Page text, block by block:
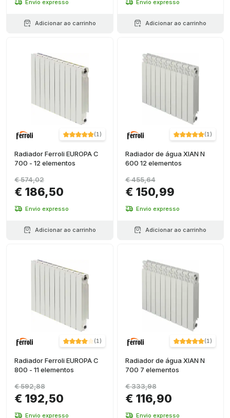
Envio expresso
Adicionar ao carrinho
Envio expresso
Adicionar ao carrinho
(1)
Radiador Ferroli EUROPA C
700 - 12 elementos
€ 186,50
€ 574,02
Envio expresso
Adicionar ao carrinho
(1)
Radiador de água XIAN N
600 12 elementos
€ 150,99
€ 455,64
Envio expresso
Adicionar ao carrinho
(1)
Radiador Ferroli EUROPA C
800 - 11 elementos
€ 192,50
€ 592,88
Envio expresso
(1)
Radiador de água XIAN N
700 7 elementos
€ 116,90
€ 333,98
Envio expresso